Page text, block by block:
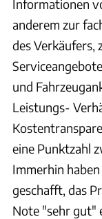
Informationen
anderem zur
des Verkäufers,
und
Leistungs-
eine Punktzahl
Immerhin
geschafft, das
Note "sehr gut"